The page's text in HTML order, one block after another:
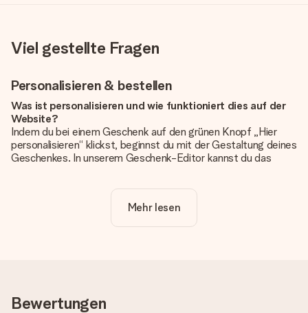
Viel gestellte Fragen
Personalisieren & bestellen
Was ist personalisieren und wie funktioniert dies auf der
Website?
Indem du bei einem Geschenk auf den grünen Knopf „Hier
personalisieren“ klickst, beginnst du mit der Gestaltung deines
Geschenkes. In unserem Geschenk-Editor kannst du das
noch eines unserer angebotenen Designs, um deinem
Geschenk die perfekte Ausstrahlung zu verleihen.
Wir möchten sicherstellen, dass du mit deinem Geschenk
Mehr lesen
Bewertungen